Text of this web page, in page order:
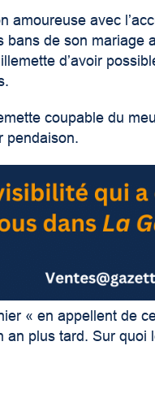
amoureuse avec
bans de son mariage
d’avoir
coupable du
pendaison.
« en appellent de
plus tard. Sur quoi